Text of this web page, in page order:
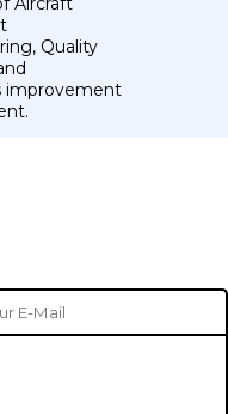
Quality
improvement